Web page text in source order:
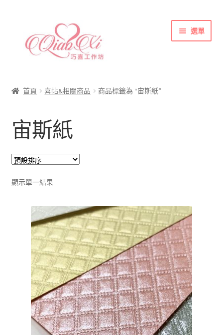
容
選單
喜帖&相關商品
彩色(相片)印刷注意事項
索取喜帖樣本須知
訂購須知
聯絡方式
首頁 喜帖&相關商品 商品標籤為 “宙斯紙”
宙斯紙
顯示單一結果